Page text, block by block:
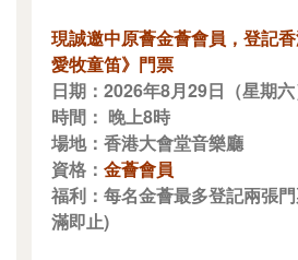
現誠邀中原薈金薈會員，登記
愛牧童笛》門票
日期：2026年8月29日（星期六
時間： 晚上8時
場地：香港大會堂音樂廳
資格： 金薈會員
福利：每名金薈最多登記兩張
滿即止)